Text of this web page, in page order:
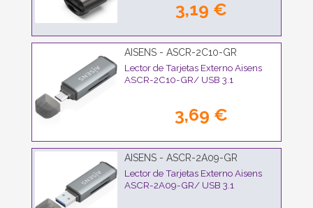
3,19 €
AISENS - ASCR-2C10-GR
Lector de Tarjetas Externo Aisens
ASCR-2C10-GR/ USB 3.1
3,69 €
AISENS - ASCR-2A09-GR
Lector de Tarjetas Externo Aisens
ASCR-2A09-GR/ USB 3.1